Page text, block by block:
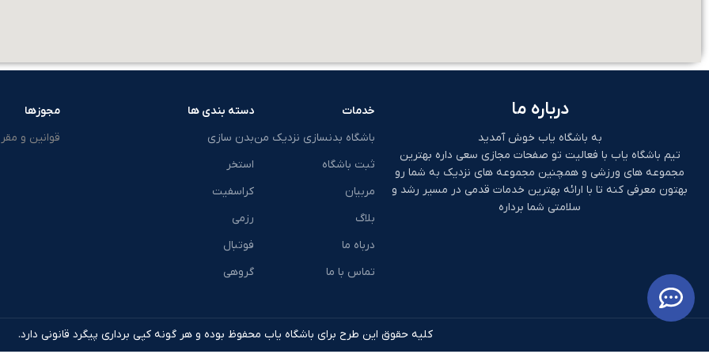
درباره ما
به باشگاه یاب خوش آمدید
تیم باشگاه یاب با فعالیت تو صفحات مجازی سعی داره بهترین
مجموعه های ورزشی و همچنین مجموعه های نزدیک به شما رو
بهتون معرفی کنه تا با ارائه بهترین خدمات قدمی در مسیر رشد و
سلامتی شما برداره
خدمات
باشگاه بدنسازی نزدیک من
ثبت باشگاه
مربیان
بلاگ
درباه ما
تماس با ما
دسته بندی ها
بدن سازی
استخر
کراسفیت
رزمی
فوتبال
گروهی
مجوزها
قوانین و
کلیه حقوق این طرح برای باشگاه یاب محفوظ بوده و هر گونه کپی برداری پیگرد قانونی دارد.